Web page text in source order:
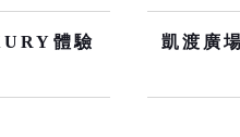
體驗
凱渡廣